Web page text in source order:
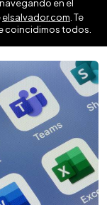
navegando en el
elsalvador.com . Te
coincidimos todos.